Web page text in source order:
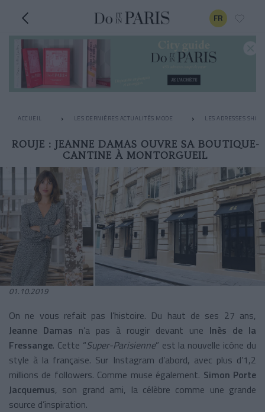
FR
ACCUEIL LES DERNIÈRES ACTUALITÉS MODE LES ADRESSES
ROUJE : JEANNE DAMAS OUVRE SA BOUTIQUE-
CANTINE À MONTORGUEIL
01.10.2019
On ne vous refait pas l’histoire. Du haut de ses 27 ans,
Jeanne Damas n’a pas à rougir devant une Inès de la
Fressange. Cette “Super-Parisienne” est la nouvelle icône du
style à la française. Sur Instagram d’abord, avec plus d’1,2
millions de followers. Comme muse également. Simon Porte
Jacquemus, son grand ami, la célèbre comme une grande
source d’inspiration.